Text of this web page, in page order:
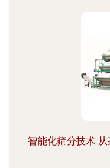
智能化筛分技术